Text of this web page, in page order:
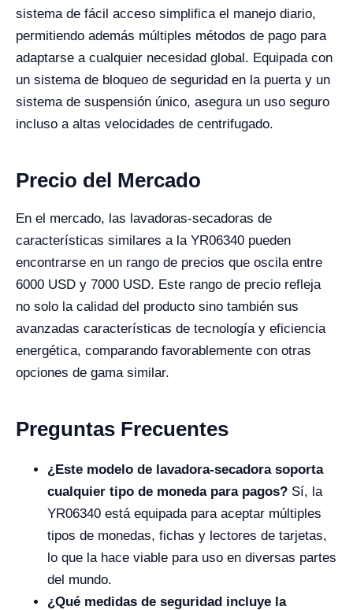
sistema de fácil acceso simplifica el manejo diario,
permitiendo además múltiples métodos de pago para
adaptarse a cualquier necesidad global. Equipada con
un sistema de bloqueo de seguridad en la puerta y un
sistema de suspensión único, asegura un uso seguro
incluso a altas velocidades de centrifugado.
Precio del Mercado
En el mercado, las lavadoras-secadoras de
características similares a la YR06340 pueden
encontrarse en un rango de precios que oscila entre
6000 USD y 7000 USD. Este rango de precio refleja
no solo la calidad del producto sino también sus
avanzadas características de tecnología y eficiencia
energética, comparando favorablemente con otras
opciones de gama similar.
Preguntas Frecuentes
¿Este modelo de lavadora-secadora soporta
cualquier tipo de moneda para pagos? Sí, la
YR06340 está equipada para aceptar múltiples
tipos de monedas, fichas y lectores de tarjetas,
lo que la hace viable para uso en diversas partes
del mundo.
¿Qué medidas de seguridad incluye la